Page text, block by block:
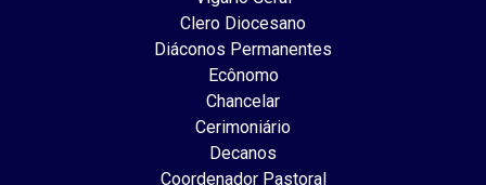
Clero Diocesano
Diáconos Permanentes
Ecônomo
Chancelar
Cerimoniário
Decanos
Coordenador Pastoral